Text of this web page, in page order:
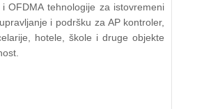
OFDMA tehnologije za istovremeni
i podršku za AP kontroler,
hotele, škole i druge objekte